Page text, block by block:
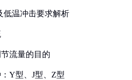
低温冲击要求解析
流量的目的
Y型、J型、Z型